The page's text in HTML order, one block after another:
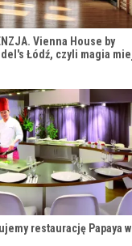
Vienna House by
Łódź, czyli magia
restaurację Papaya w